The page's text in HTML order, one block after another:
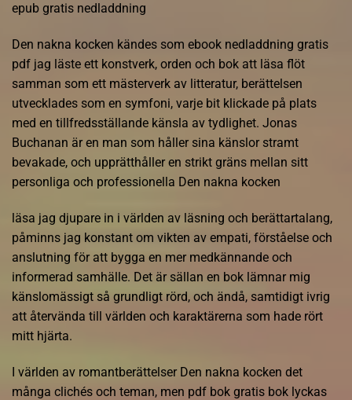
epub gratis nedladdning
Den nakna kocken kändes som ebook nedladdning gratis
pdf jag läste ett konstverk, orden och bok att läsa flöt
samman som ett mästerverk av litteratur, berättelsen
utvecklades som en symfoni, varje bit klickade på plats
med en tillfredsställande känsla av tydlighet. Jonas
Buchanan är en man som håller sina känslor stramt
bevakade, och upprätthåller en strikt gräns mellan sitt
personliga och professionella Den nakna kocken
läsa jag djupare in i världen av läsning och berättartalang,
påminns jag konstant om vikten av empati, förståelse och
anslutning för att bygga en mer medkännande och
informerad samhälle. Det är sällan en bok lämnar mig
känslomässigt så grundligt rörd, och ändå, samtidigt ivrig
att återvända till världen och karaktärerna som hade rört
mitt hjärta.
I världen av romantberättelser Den nakna kocken det
många clichés och teman, men pdf bok gratis bok lyckas